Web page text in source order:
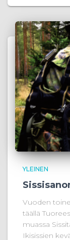
YLEINEN
Vuoden
täällä
muassa
Ikisissien